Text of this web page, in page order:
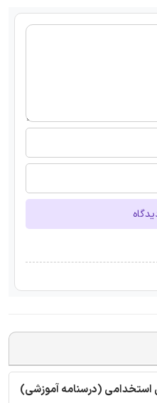
(درسنامه آموزشی)